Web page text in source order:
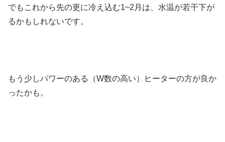
でもこれから先の更に冷え込む1~2月は、水温が若干下が
るかもしれないです。
もう少しパワーのある（W数の高い）ヒーターの方が良か
ったかも。